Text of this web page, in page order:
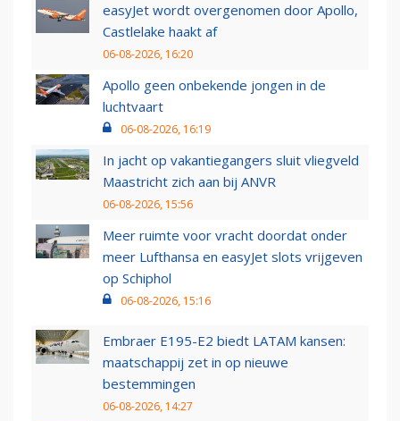
easyJet wordt overgenomen door Apollo,
Castlelake haakt af
06-08-2026, 16:20
Apollo geen onbekende jongen in de
luchtvaart
06-08-2026, 16:19
In jacht op vakantiegangers sluit vliegveld
Maastricht zich aan bij ANVR
06-08-2026, 15:56
Meer ruimte voor vracht doordat onder
meer Lufthansa en easyJet slots vrijgeven
op Schiphol
06-08-2026, 15:16
Embraer E195-E2 biedt LATAM kansen:
maatschappij zet in op nieuwe
bestemmingen
06-08-2026, 14:27